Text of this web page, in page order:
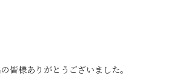
皆様ありがとうございました。